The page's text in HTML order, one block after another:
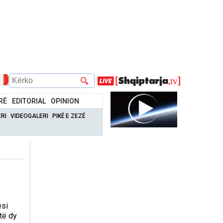
EDITORIAL OPINION
VIDEOGALERI PIKË E ZEZË
dy